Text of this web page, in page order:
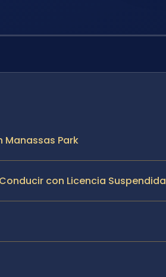
Manassas Park
con Licencia Suspendida